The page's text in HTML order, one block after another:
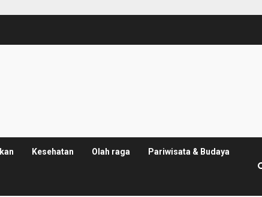
Kesehatan Olah raga Pariwisata & Budaya